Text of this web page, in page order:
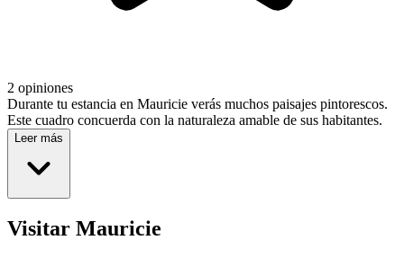
2 opiniones
Durante tu estancia en Mauricie verás muchos paisajes pintorescos.
Este cuadro concuerda con la naturaleza amable de sus habitantes.
Leer más
Visitar Mauricie